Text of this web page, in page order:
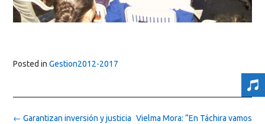
Posted in Gestion2012-2017
Post
Vielma Mora: “En Táchira vamos
← Garantizan inversión y justicia